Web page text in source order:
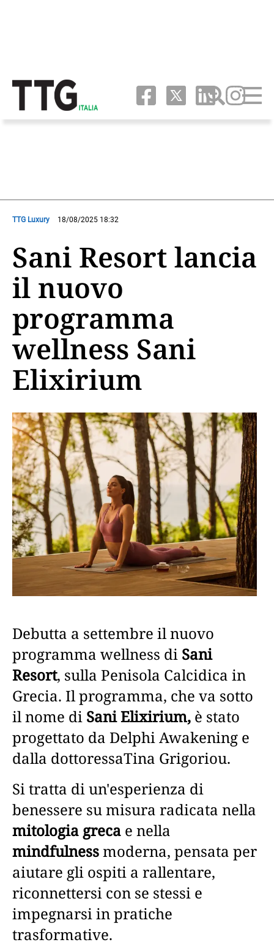
TTG Luxury 18/08/2025 18:32
Sani Resort lancia
il nuovo
programma
wellness Sani
Elixirium
Debutta a settembre il nuovo
programma wellness di Sani
Resort, sulla Penisola Calcidica in
Grecia. Il programma, che va sotto
il nome di Sani Elixirium, è stato
progettato da Delphi Awakening e
dalla dottoressaTina Grigoriou.
Si tratta di un'esperienza di
benessere su misura radicata nella
mitologia greca e nella
mindfulnessmoderna, pensata per
aiutare gli ospiti a rallentare,
riconnettersi con se stessi e
impegnarsi in pratiche
trasformative.